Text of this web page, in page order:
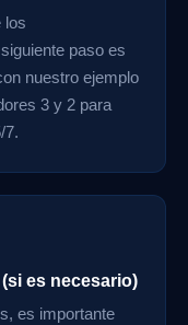
los
paso es
nuestro ejemplo
3 y 2 para
7.
es necesario)
es importante